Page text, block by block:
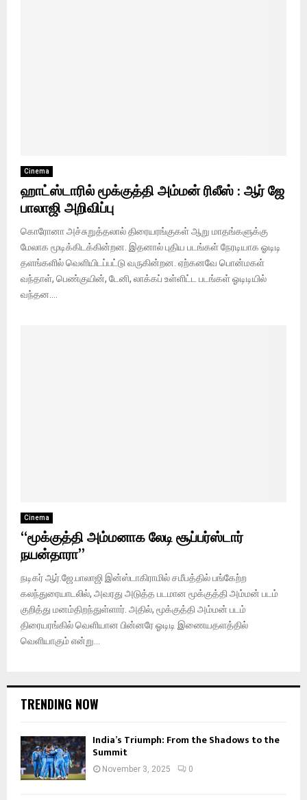
Cinema
ஹாட்ஸ்டாரில் மூக்குத்தி அம்மன் ரிலீஸ் : ஆர் ஜே
பாலாஜி அறிவிப்பு
கொரோனா அச்சுறுத்தலால் திரையரங்குகள் ஆறு மாதங்களுக்கு
மேலாக மூடிக்கிடக்கின்றன. இதனால் புதிய படங்கள் நேரடியாக ஓடிடி
தளங்களில் வெளியிடப்பட்டு வருகின்றன. ஏற்கனவே பொன்மகள்
வந்தாள், பெண்குயின், டேனி, லாக்கப் உள்ளிட்ட படங்கள் ஓடிடியில்
வந்தன....
Cinema
“மூக்குத்தி அம்மனாக லேடி சூப்பர்ஸ்டார்
நயன்தாரா”
நடிகர் ஆர்.ஜே.பாலாஜி இன்ஸ்டாகிராமில் சமீபத்தில் பங்கேற்ற
கலந்துரையாடலில், அவரது அடுத்த படமான மூக்குத்தி அம்மன் படம்
குறித்து மனம்திறந்துள்ளார். அதில், மூக்குத்தி அம்மன் படம்
திரையரங்கில் வெளியான பின்னரே ஓடிடி இணையதளத்தில்
வெளியாகும் என்று...
TRENDING NOW
India’s Triumph: From the Shadows to the
Summit
November 3, 2025 0